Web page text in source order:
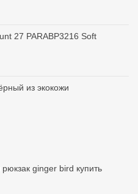
27 PARABP3216 Soft
из экокожи
ginger bird купить